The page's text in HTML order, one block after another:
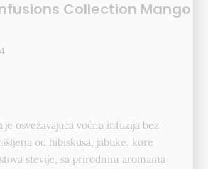
Collection Mango
je osvežavajuća voćna infuzija bez
od hibiskusa, jabuke, kore
stevije, sa prirodnim aromama